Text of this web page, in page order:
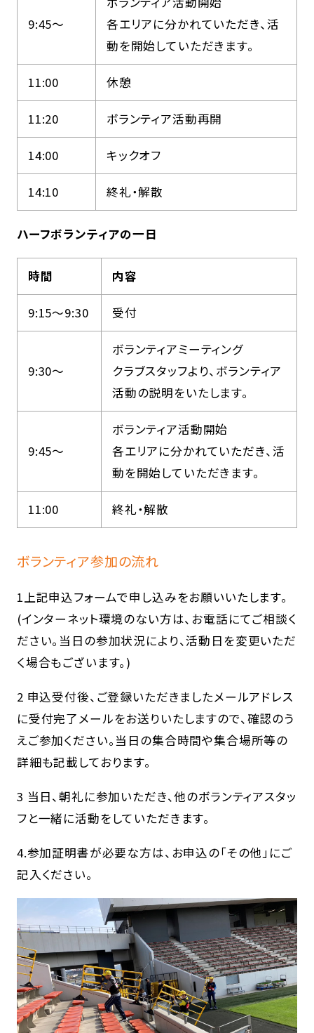
9:45～
各エリアに分かれていただき、活
動を開始していただきます。
11:00 休憩
11:20 ボランティア活動再開
14:00 キックオフ
14:10 終礼・解散
ハーフボランティアの一日
時間 内容
9:15～9:30 受付
9:30～
ボランティアミーティング
クラブスタッフより、ボランティア
活動の説明をいたします。
9:45～
ボランティア活動開始
各エリアに分かれていただき、活
動を開始していただきます。
11:00 終礼・解散
ボランティア参加の流れ
1上記申込フォームで申し込みをお願いいたします。
(インターネット環境のない方は、お電話にてご相談く
ださい。当日の参加状況により、活動日を変更いただ
く場合もございます。)
2 申込受付後、ご登録いただきましたメールアドレス
に受付完了メールをお送りいたしますので、確認のう
えご参加ください。当日の集合時間や集合場所等の
詳細も記載しております。
3 当日、朝礼に参加いただき、他のボランティアスタッ
フと一緒に活動をしていただきます。
4.参加証明書が必要な方は、お申込の「その他」にご
記入ください。